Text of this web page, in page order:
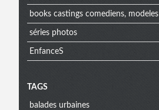
books castings comediens, modeles
séries photos
EnfanceS
Menu
TAGS
balades urbaines